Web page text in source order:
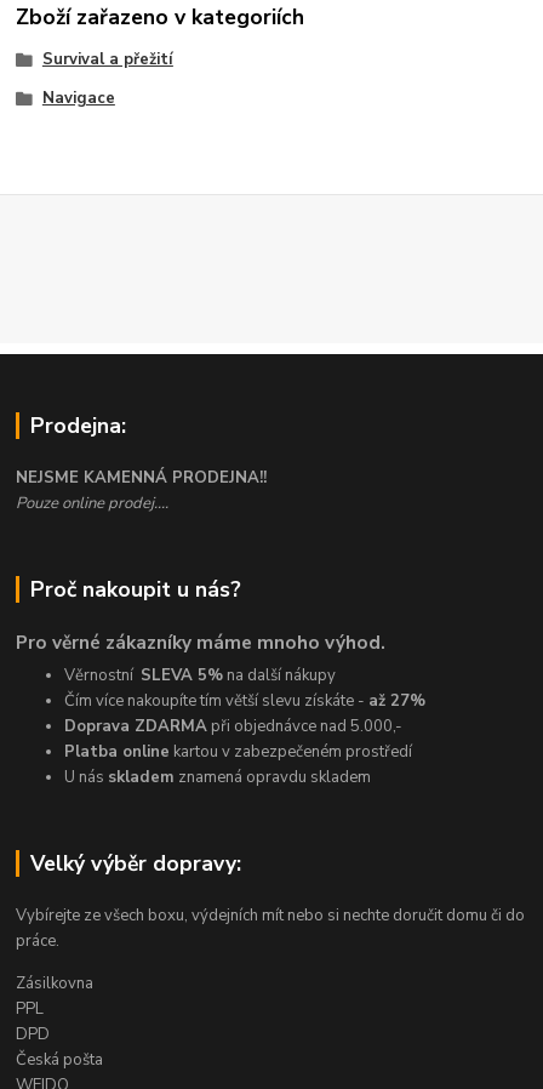
Zboží zařazeno v kategoriích
Survival a přežití
Navigace
Prodejna:
NEJSME KAMENNÁ PRODEJNA!!
Pouze online prodej....
Proč nakoupit u nás?
Pro věrné zákazníky máme mnoho výhod.
Věrnostní SLEVA 5% na další nákupy
Čím více nakoupíte tím větší slevu získáte - až 27%
Doprava ZDARMA při objednávce nad 5.000,-
Platba online kartou v zabezpečeném prostředí
U nás skladem znamená opravdu skladem
Velký výběr dopravy:
Vybírejte ze všech boxu, výdejních mít nebo si nechte doručit domu či do
práce.
Zásilkovna
PPL
DPD
Česká pošta